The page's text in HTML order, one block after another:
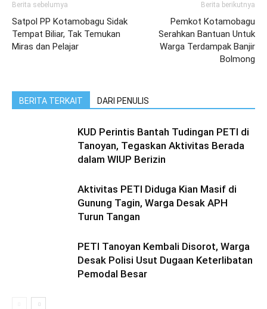
Berita sebelumya
Satpol PP Kotamobagu Sidak
Tempat Biliar, Tak Temukan
Miras dan Pelajar
Berita berikutnya
Pemkot Kotamobagu
Serahkan Bantuan Untuk
Warga Terdampak Banjir
Bolmong
BERITA TERKAIT DARI PENULIS
KUD Perintis Bantah Tudingan PETI di
Tanoyan, Tegaskan Aktivitas Berada
dalam WIUP Berizin
Aktivitas PETI Diduga Kian Masif di
Gunung Tagin, Warga Desak APH
Turun Tangan
PETI Tanoyan Kembali Disorot, Warga
Desak Polisi Usut Dugaan Keterlibatan
Pemodal Besar